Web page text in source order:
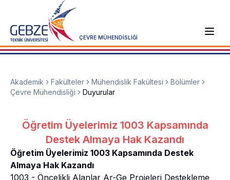
ÇEVRE MÜHENDİSLİĞİ
Akademik Fakülteler Mühendislik Fakültesi
Bölümler
Çevre Mühendisliği
Duyurular
Öğretim Üyelerimiz 1003 Kapsamında
Destek Almaya Hak Kazandı
Öğretim Üyelerimiz 1003 Kapsamında Destek
Almaya Hak Kazandı
1003 - Öncelikli Alanlar Ar-Ge Projeleri Destekleme